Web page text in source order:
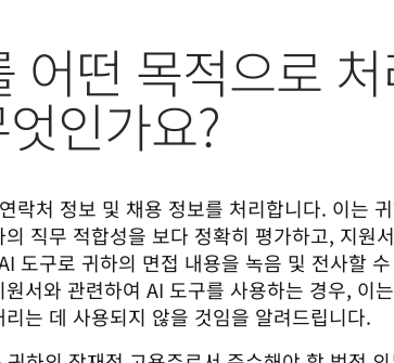
어떤 목적으로
인가요?
락처 정보 및 채용 정보를 처리합니다. 이는
직무 적합성을 보다 정확히 평가하고, 지원
도구로 귀하의 면접 내용을 녹음 및 전사할
원서와 관련하여 AI 도구를 사용하는 경우, 이
는 데 사용되지 않을 것임을 알려드립니다.